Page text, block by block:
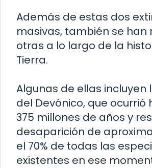
Además de estas dos
masivas, también se han
otras a lo largo de la
Tierra.
Algunas de ellas incluyen
del Devónico, que ocurrió
375 millones de años y
desaparición de
el 70% de todas las
existentes en ese